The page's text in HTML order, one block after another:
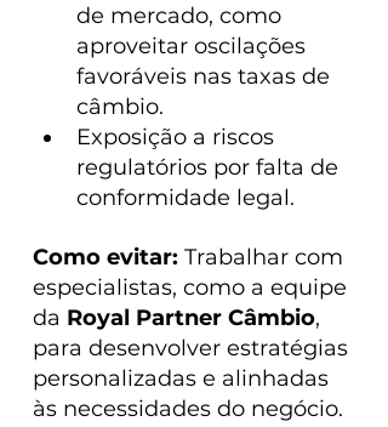
de mercado, como
aproveitar oscilações
favoráveis nas taxas de
câmbio.
Exposição a riscos
regulatórios por falta de
conformidade legal.
Como evitar: Trabalhar com
especialistas, como a equipe
da Royal Partner Câmbio,
para desenvolver estratégias
personalizadas e alinhadas
às necessidades do negócio.